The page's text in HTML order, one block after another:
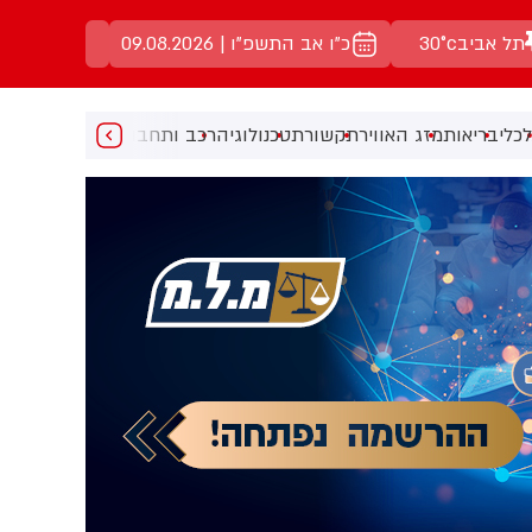
תל אביב30°c כ"ו אב התשפ"ו | 09.08.2026
בריאותמזג האווירתקשורתטכנולוגיהרכב ותחבורהמעניין